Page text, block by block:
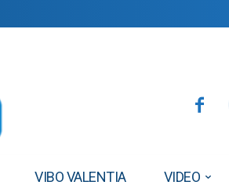
VIBO VALENTIA VIDEO